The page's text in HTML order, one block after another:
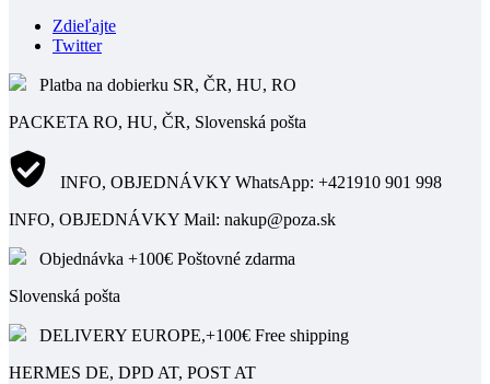
Zdieľajte
Twitter
Platba na dobierku SR, ČR, HU, RO
PACKETA RO, HU, ČR, Slovenská pošta
INFO, OBJEDNÁVKY WhatsApp: +421910 901 998
INFO, OBJEDNÁVKY Mail: nakup@poza.sk
Objednávka +100€ Poštovné zdarma
Slovenská pošta
DELIVERY EUROPE,+100€ Free shipping
HERMES DE, DPD AT, POST AT